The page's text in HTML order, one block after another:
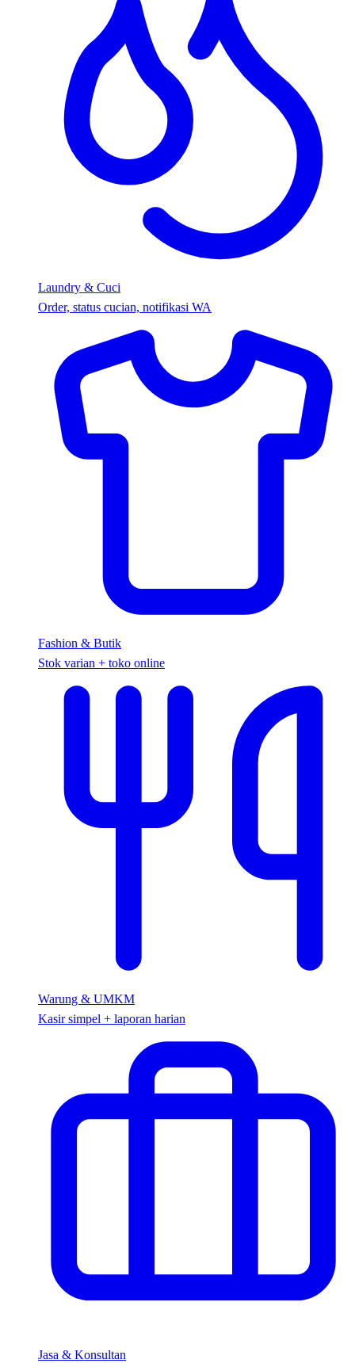
Laundry & Cuci
Order, status cucian, notifikasi WA
Fashion & Butik
Stok varian + toko online
Warung & UMKM
Kasir simpel + laporan harian
Jasa & Konsultan